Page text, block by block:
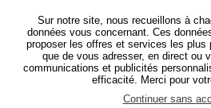
Satisfaction
SUIVEZ-
Sur notre site, nous recueillons à
données vous concernant. Ces
proposer les offres et services les plus
que de vous adresser, en direct ou
communications et publicités
efficacité. Merci pour
Continuer sans